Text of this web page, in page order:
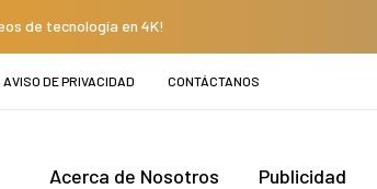
de tecnología en 4K!
AVISO DE PRIVACIDAD CONTÁCTANOS
Acerca de Nosotros Publicidad